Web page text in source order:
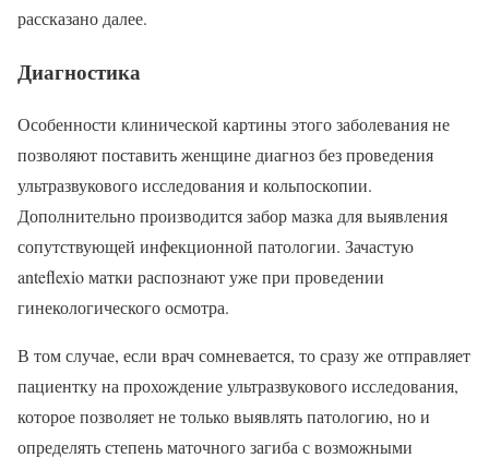
рассказано далее.
Диагностика
Особенности клинической картины этого заболевания не
позволяют поставить женщине диагноз без проведения
ультразвукового исследования и кольпоскопии.
Дополнительно производится забор мазка для выявления
сопутствующей инфекционной патологии. Зачастую
anteflexio матки распознают уже при проведении
гинекологического осмотра.
В том случае, если врач сомневается, то сразу же отправляет
пациентку на прохождение ультразвукового исследования,
которое позволяет не только выявлять патологию, но и
определять степень маточного загиба с возможными